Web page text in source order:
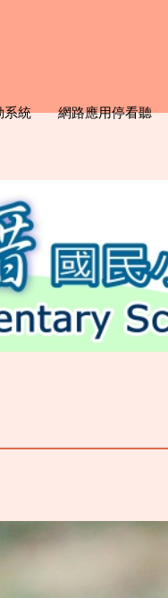
系統 網路應用停看聽